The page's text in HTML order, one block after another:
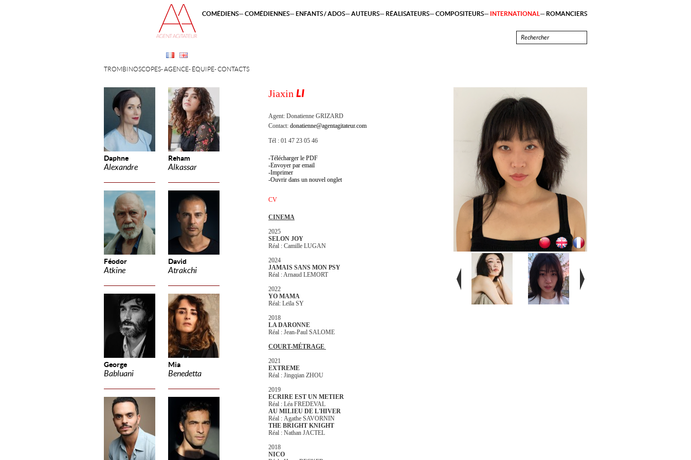
Daphne
Alexandre
Reham
Alkassar
Féodor
Atkine
David
Atrakchi
George
Babluani
Mia
Benedetta
TROMBINOSCOPES AGENCE ÉQUIPE CONTACTS
COMÉDIENS COMÉDIENNES ENFANTS / ADOS AUTEURS RÉALISATEURS COMPOSITEURS INTERNATIONAL ROMANCIERS
Jiaxin LI
Agent: Donatienne GRIZARD
Contact: donatienne@agentagitateur.com
Tél : 01 47 23 05 46
Télécharger le PDF
Envoyer par email
Imprimer
Ouvrir dans un nouvel onglet
CV
CINEMA
2025
SELON JOY
Réal : Camille LUGAN
2024
JAMAIS SANS MON PSY
Réal : Arnaud LEMORT
2022
YO MAMA
Réal: Leïla SY
2018
LA DARONNE
Réal : Jean-Paul SALOME
COURT-MÉTRAGE
2021
EXTREME
Réal : Jingqian ZHOU
2019
ECRIRE EST UN METIER
Réal : Léa FREDEVAL
AU MILIEU DE L'HIVER
Réal : Agathe SAVORNIN
THE BRIGHT KNIGHT
Réal : Nathan JACTEL
2018
NICO